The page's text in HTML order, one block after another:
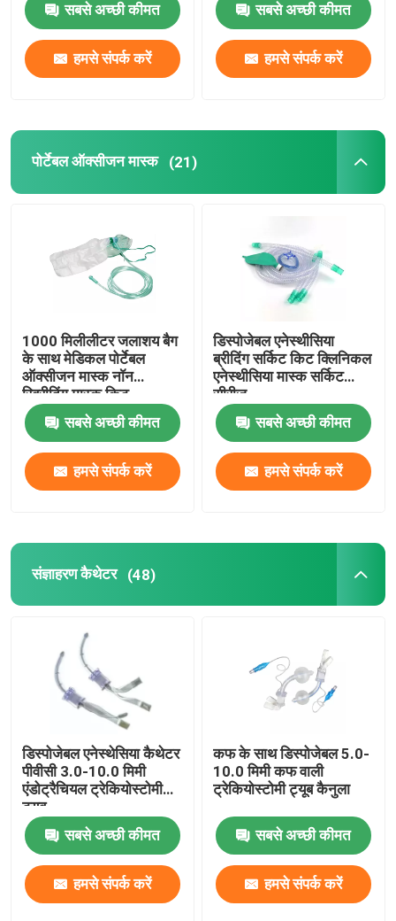
दंत उपभोग्य
चिकित्सा बाँझ पैकेजिंग
आईवीडी टेस्ट स्ट्रिप
सबसे अच्छी कीमत
हमसे संपर्क करें
सबसे अच्छी कीमत
हमसे संपर्क करें
पोर्टेबल ऑक्सीजन मास्क (21)
1000 मिलीलीटर जलाशय बैग
के साथ मेडिकल पोर्टेबल
ऑक्सीजन मास्क नॉन
रिब्रीदिंग मास्क किट
सबसे अच्छी कीमत
हमसे संपर्क करें
डिस्पोजेबल एनेस्थीसिया
ब्रीदिंग सर्किट किट क्लिनिकल
एनेस्थीसिया मास्क सर्किट
सीरीज
सबसे अच्छी कीमत
हमसे संपर्क करें
संज्ञाहरण कैथेटर (48)
डिस्पोजेबल एनेस्थेसिया कैथेटर
पीवीसी 3.0-10.0 मिमी
एंडोट्रैचियल ट्रेकियोस्टोमी
ट्यूब
सबसे अच्छी कीमत
हमसे संपर्क करें
कफ के साथ डिस्पोजेबल 5.0-
10.0 मिमी कफ वाली
ट्रेकियोस्टोमी ट्यूब कैनुला
सबसे अच्छी कीमत
हमसे संपर्क करें